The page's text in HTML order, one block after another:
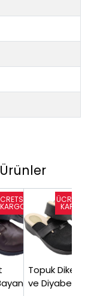
Topuk Dikeni
ve Diyabet